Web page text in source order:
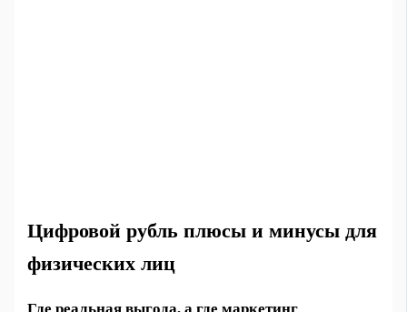
Цифровой рубль плюсы и минусы для
физических лиц